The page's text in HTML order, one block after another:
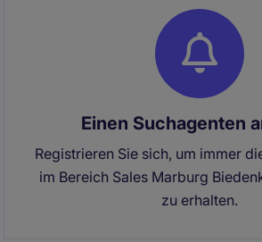
Einen Suchagenten
Registrieren Sie sich, um immer
im Bereich Sales Marburg
zu erhalten.